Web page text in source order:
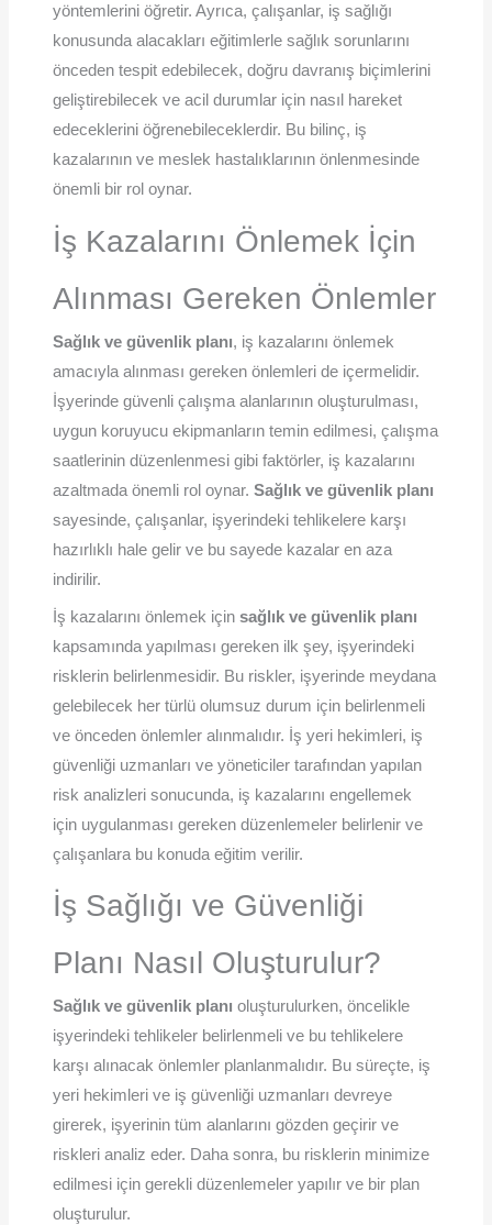
yöntemlerini öğretir. Ayrıca, çalışanlar, iş sağlığı
konusunda alacakları eğitimlerle sağlık sorunlarını
önceden tespit edebilecek, doğru davranış biçimlerini
geliştirebilecek ve acil durumlar için nasıl hareket
edeceklerini öğrenebileceklerdir. Bu bilinç, iş
kazalarının ve meslek hastalıklarının önlenmesinde
önemli bir rol oynar.
İş Kazalarını Önlemek İçin
Alınması Gereken Önlemler
Sağlık ve güvenlik planı, iş kazalarını önlemek
amacıyla alınması gereken önlemleri de içermelidir.
İşyerinde güvenli çalışma alanlarının oluşturulması,
uygun koruyucu ekipmanların temin edilmesi, çalışma
saatlerinin düzenlenmesi gibi faktörler, iş kazalarını
azaltmada önemli rol oynar. Sağlık ve güvenlik planı
sayesinde, çalışanlar, işyerindeki tehlikelere karşı
hazırlıklı hale gelir ve bu sayede kazalar en aza
indirilir.
İş kazalarını önlemek için sağlık ve güvenlik planı
kapsamında yapılması gereken ilk şey, işyerindeki
risklerin belirlenmesidir. Bu riskler, işyerinde meydana
gelebilecek her türlü olumsuz durum için belirlenmeli
ve önceden önlemler alınmalıdır. İş yeri hekimleri, iş
güvenliği uzmanları ve yöneticiler tarafından yapılan
risk analizleri sonucunda, iş kazalarını engellemek
için uygulanması gereken düzenlemeler belirlenir ve
çalışanlara bu konuda eğitim verilir.
İş Sağlığı ve Güvenliği
Planı Nasıl Oluşturulur?
Sağlık ve güvenlik planı oluşturulurken, öncelikle
işyerindeki tehlikeler belirlenmeli ve bu tehlikelere
karşı alınacak önlemler planlanmalıdır. Bu süreçte, iş
yeri hekimleri ve iş güvenliği uzmanları devreye
girerek, işyerinin tüm alanlarını gözden geçirir ve
riskleri analiz eder. Daha sonra, bu risklerin minimize
edilmesi için gerekli düzenlemeler yapılır ve bir plan
oluşturulur.